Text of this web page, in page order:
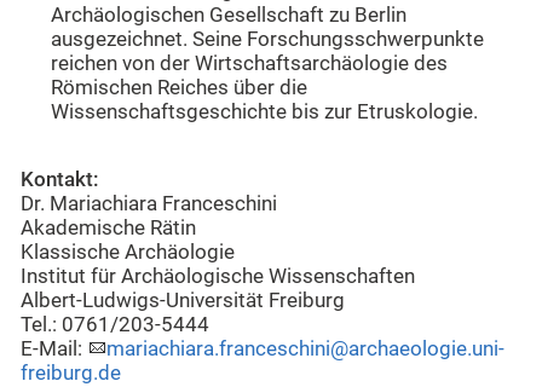
Archäologischen Gesellschaft zu Berlin
ausgezeichnet. Seine Forschungsschwerpunkte
reichen von der Wirtschaftsarchäologie des
Römischen Reiches über die
Wissenschaftsgeschichte bis zur Etruskologie.
Kontakt:
Dr. Mariachiara Franceschini
Akademische Rätin
Klassische Archäologie
Institut für Archäologische Wissenschaften
Albert-Ludwigs-Universität Freiburg
Tel.: 0761/203-5444
E-Mail:
mariachiara.franceschini@archaeologie.uni-
freiburg.de